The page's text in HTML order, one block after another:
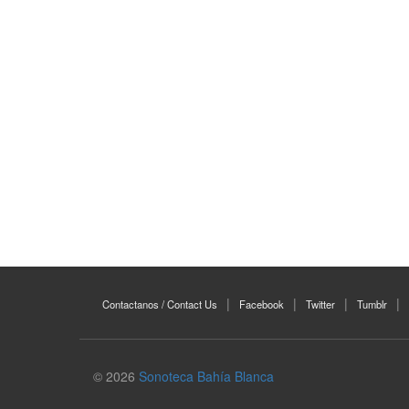
Contactanos / Contact Us Facebook Twitter Tumblr
© 2026 Sonoteca Bahía Blanca